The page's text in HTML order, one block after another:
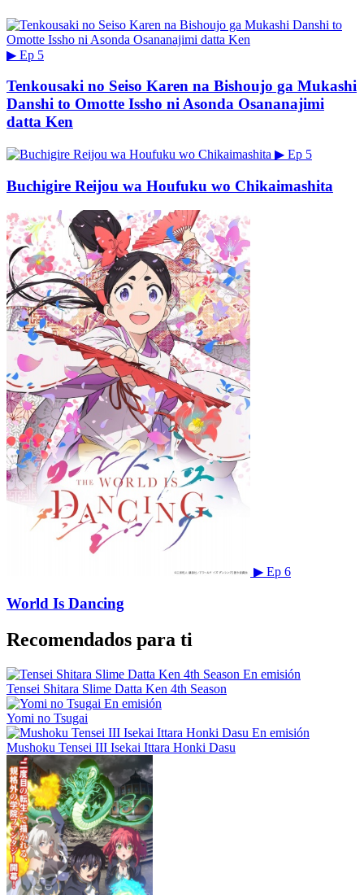
▶ Ep 5
Tenkousaki no Seiso Karen na Bishoujo ga Mukashi
Danshi to Omotte Issho ni Asonda Osananajimi
datta Ken
▶ Ep 5
Buchigire Reijou wa Houfuku wo Chikaimashita
▶ Ep 6
World Is Dancing
Recomendados para ti
En emisión
Tensei Shitara Slime Datta Ken 4th Season
En emisión
Yomi no Tsugai
En emisión
Mushoku Tensei III Isekai Ittara Honki Dasu